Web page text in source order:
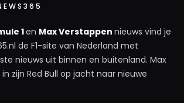
1en Max Verstappen nieuws vind je
de F1-site van Nederland met
nieuws uit binnen en buitenland. Max
zijn Red Bull op jacht naar nieuwe